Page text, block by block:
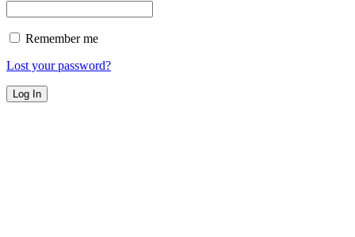
Remember me
Lost your password?